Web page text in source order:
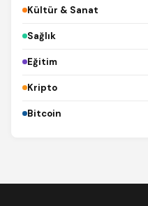
Kültür & Sanat
Sağlık
Eğitim
Kripto
Bitcoin